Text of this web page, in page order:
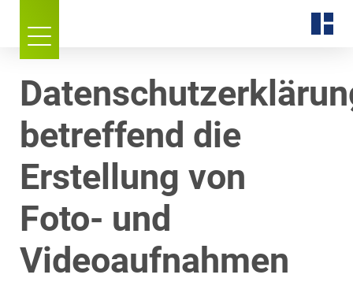
betreffend die
Erstellung von
Foto- und
Videoaufnahmen